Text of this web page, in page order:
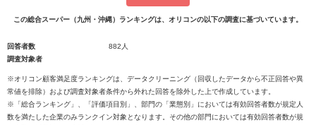
この総合スーパー（九州・沖縄）ランキングは、オリコンの以下の調査に基づいています。
回答者数
882人
調査対象者
※オリコン顧客満足度ランキングは、データクリーニング（回収したデータから不正回答や異
常値を排除）および調査対象者条件から外れた回答を除外した上で作成しています。
※「総合ランキング」、「評価項目別」、部門の「業態別」においては有効回答者数が規定人
数を満たした企業のみランクイン対象となります。その他の部門においては有効回答者数が規